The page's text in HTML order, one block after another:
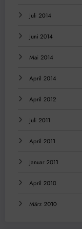
Juli 2014
Juni 2014
Mai 2014
April 2014
April 2012
Juli 2011
April 2011
Januar 2011
April 2010
März 2010